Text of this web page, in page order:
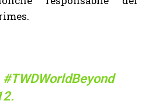
#TWDWorldBeyond